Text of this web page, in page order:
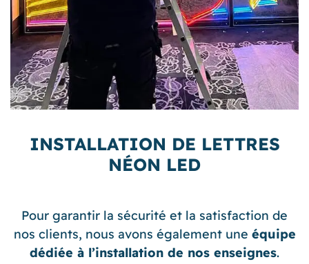
INSTALLATION DE LETTRES
NÉON LED
Pour garantir la sécurité et la satisfaction de
nos clients, nous avons également une équipe
dédiée à l’installation de nos enseignes.